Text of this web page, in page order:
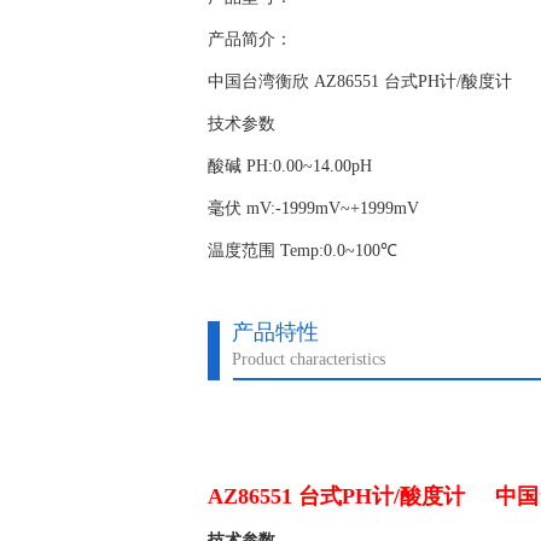
产品简介：
中国台湾衡欣 AZ86551 台式PH计/酸度计
技术参数
酸碱 PH:0.00~14.00pH
毫伏 mV:-1999mV~+1999mV
温度范围 Temp:0.0~100℃
产品特性
Product characteristics
AZ86551 台式PH计/酸度计 中